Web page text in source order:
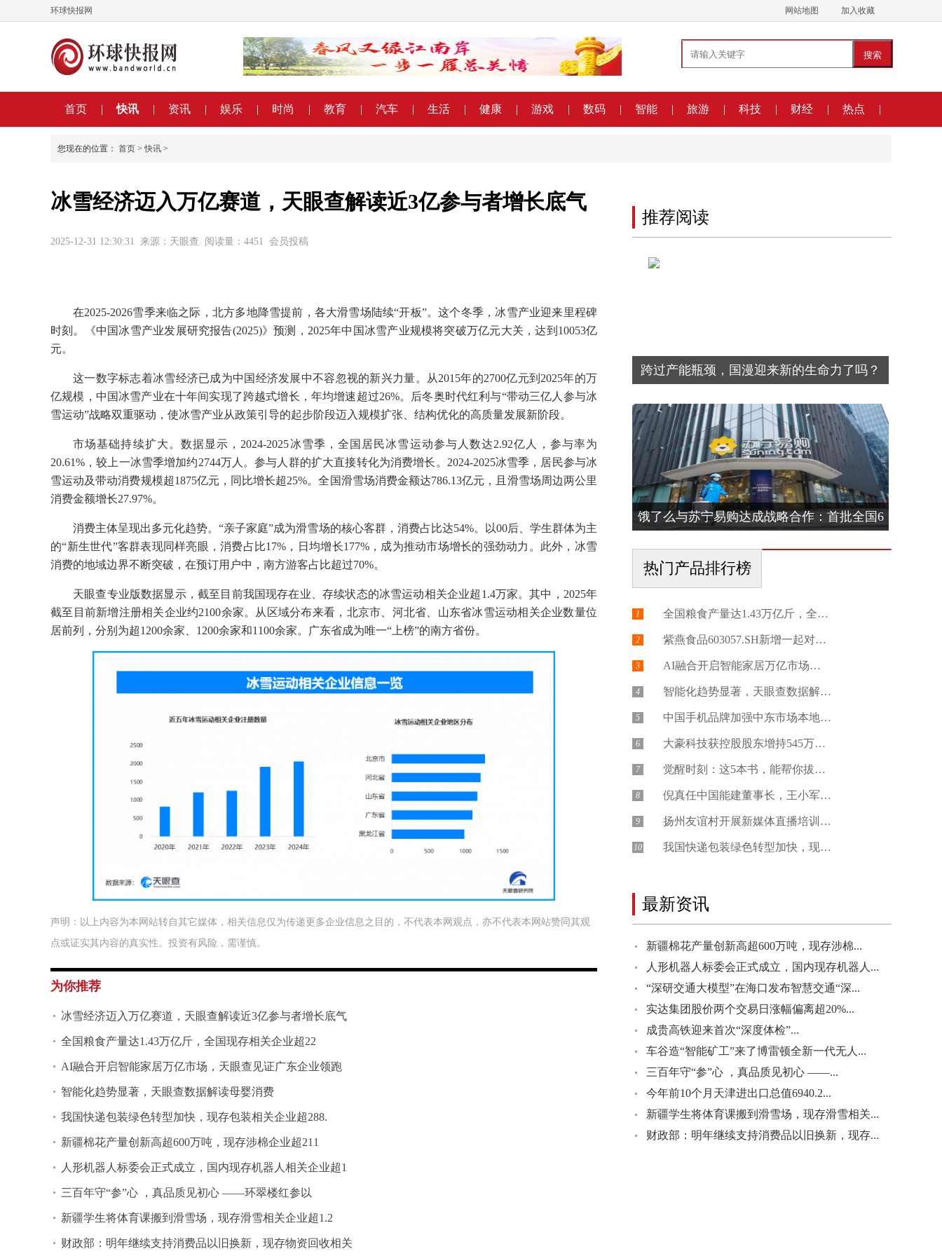
环球快报网 网站地图 加入收藏
搜索
首页 快讯 资讯 娱乐 时尚 教育 汽车 生活 健康 游戏 数码 智能 旅游 科技 财经 热点
您现在的位置： 首页 >快讯 >
冰雪经济迈入万亿赛道，天眼查解读近3亿参与者增长底气
2025-12-31 12:30:31 来源：天眼查 阅读量：4451 会员投稿
在2025-2026雪季来临之际，北方多地降雪提前，各大滑雪场陆续“开板”。这个冬季，冰雪产业迎来里程碑
时刻。《中国冰雪产业发展研究报告(2025)》预测，2025年中国冰雪产业规模将突破万亿元大关，达到10053亿
元。
这一数字标志着冰雪经济已成为中国经济发展中不容忽视的新兴力量。从2015年的2700亿元到2025年的万
亿规模，中国冰雪产业在十年间实现了跨越式增长，年均增速超过26%。后冬奥时代红利与“带动三亿人参与冰
雪运动”战略双重驱动，使冰雪产业从政策引导的起步阶段迈入规模扩张、结构优化的高质量发展新阶段。
市场基础持续扩大。数据显示，2024-2025冰雪季，全国居民冰雪运动参与人数达2.92亿人，参与率为
20.61%，较上一冰雪季增加约2744万人。参与人群的扩大直接转化为消费增长。2024-2025冰雪季，居民参与冰
雪运动及带动消费规模超1875亿元，同比增长超25%。全国滑雪场消费金额达786.13亿元，且滑雪场周边两公里
消费金额增长27.97%。
消费主体呈现出多元化趋势。“亲子家庭”成为滑雪场的核心客群，消费占比达54%。以00后、学生群体为主
的“新生世代”客群表现同样亮眼，消费占比17%，日均增长177%，成为推动市场增长的强劲动力。此外，冰雪
消费的地域边界不断突破，在预订用户中，南方游客占比超过70%。
天眼查专业版数据显示，截至目前我国现存在业、存续状态的冰雪运动相关企业超1.4万家。其中，2025年
截至目前新增注册相关企业约2100余家。从区域分布来看，北京市、河北省、山东省冰雪运动相关企业数量位
居前列，分别为超1200余家、1200余家和1100余家。广东省成为唯一“上榜”的南方省份。
声明：以上内容为本网站转自其它媒体，相关信息仅为传递更多企业信息之目的，不代表本网观点，亦不代表本网站赞同其观
点或证实其内容的真实性。投资有风险，需谨慎。
为你推荐
冰雪经济迈入万亿赛道，天眼查解读近3亿参与者增长底气
全国粮食产量达1.43万亿斤，全国现存相关企业超22
AI融合开启智能家居万亿市场，天眼查见证广东企业领跑
智能化趋势显著，天眼查数据解读母婴消费
我国快递包装绿色转型加快，现存包装相关企业超288.
新疆棉花产量创新高超600万吨，现存涉棉企业超211
人形机器人标委会正式成立，国内现存机器人相关企业超1
三百年守“参”心 ，真品质见初心 ——环翠楼红参以
新疆学生将体育课搬到滑雪场，现存滑雪相关企业超1.2
财政部：明年继续支持消费品以旧换新，现存物资回收相关
推荐阅读
跨过产能瓶颈，国漫迎来新的生命力了吗？
饿了么与苏宁易购达成战略合作：首批全国6
热门产品排行榜
1 全国粮食产量达1.43万亿斤，全国现存...
2 紫燕食品603057.SH新增一起对外...
3 AI融合开启智能家居万亿市场，天眼查见...
4 智能化趋势显著，天眼查数据解读母婴消费...
5 中国手机品牌加强中东市场本地化布局...
6 大豪科技获控股股东增持545万股...
7 觉醒时刻：这5本书，能帮你拔掉思维的“...
8 倪真任中国能建董事长，王小军提名中国电...
9 扬州友谊村开展新媒体直播培训赋能“两新...
10 我国快递包装绿色转型加快，现存包装相关...
最新资讯
新疆棉花产量创新高超600万吨，现存涉棉...
人形机器人标委会正式成立，国内现存机器人...
“深研交通大模型”在海口发布智慧交通“深...
实达集团股价两个交易日涨幅偏离超20%...
成贵高铁迎来首次“深度体检”...
车谷造“智能矿工”来了博雷顿全新一代无人...
三百年守“参”心 ，真品质见初心 ——...
今年前10个月天津进出口总值6940.2...
新疆学生将体育课搬到滑雪场，现存滑雪相关...
财政部：明年继续支持消费品以旧换新，现存...